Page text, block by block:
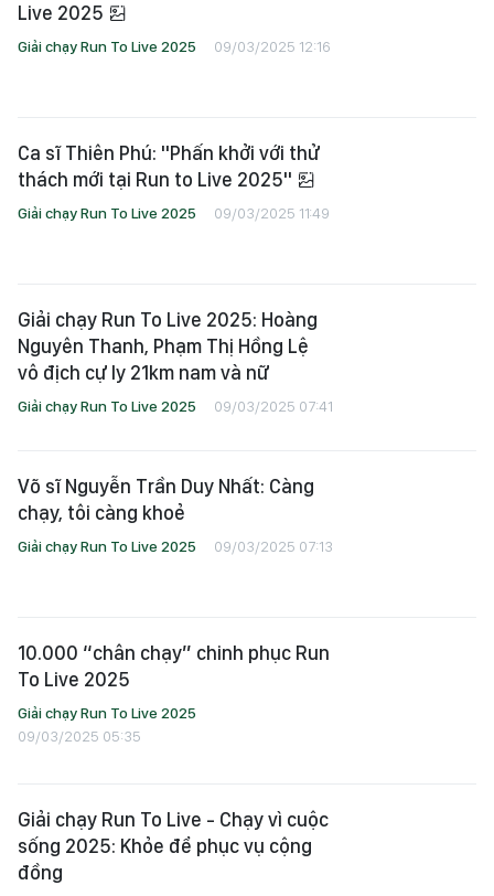
Live 2025
Giải chạy Run To Live 2025 09/03/2025 12:16
Ca sĩ Thiên Phú: "Phấn khởi với thử
thách mới tại Run to Live 2025"
Giải chạy Run To Live 2025 09/03/2025 11:49
Giải chạy Run To Live 2025: Hoàng
Nguyên Thanh, Phạm Thị Hồng Lệ
vô địch cự ly 21km nam và nữ
Giải chạy Run To Live 2025 09/03/2025 07:41
Võ sĩ Nguyễn Trần Duy Nhất: Càng
chạy, tôi càng khoẻ
Giải chạy Run To Live 2025 09/03/2025 07:13
10.000 “chân chạy” chinh phục Run
To Live 2025
Giải chạy Run To Live 2025
09/03/2025 05:35
Giải chạy Run To Live - Chạy vì cuộc
sống 2025: Khỏe để phục vụ cộng
đồng